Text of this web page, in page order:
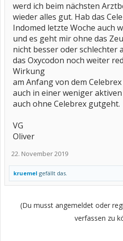
werd ich beim nächsten
wieder alles gut. Hab das
Indomed letzte Woche auch
und es geht mir ohne das
nicht besser oder schlechter
das Oxycodon noch weiter
Wirkung
am Anfang von dem
auch in einer weniger
auch ohne Celebrex gutgeht.
VG
Oliver
22. November 2019
kruemel gefällt das.
(Du musst angemeldet oder
verfassen zu